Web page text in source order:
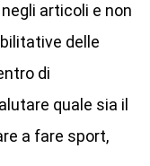
articoli e non
delle
di
quale sia il
a fare sport,